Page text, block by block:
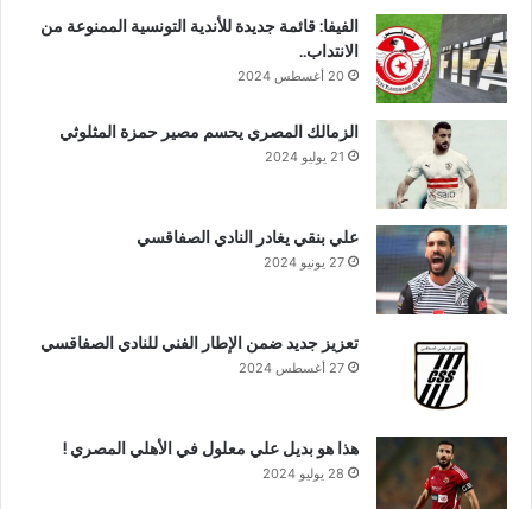
الفيفا: قائمة جديدة للأندية التونسية الممنوعة من
الانتداب..
20 أغسطس 2024
الزمالك المصري يحسم مصير حمزة المثلوثي
21 يوليو 2024
علي بنقي يغادر النادي الصفاقسي
27 يونيو 2024
تعزيز جديد ضمن الإطار الفني للنادي الصفاقسي
27 أغسطس 2024
هذا هو بديل علي معلول في الأهلي المصري !
28 يوليو 2024